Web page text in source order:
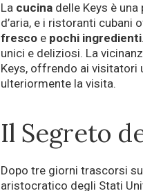
La cucina delle Keys è una
d’aria, e i ristoranti cubani
fresco e pochi ingredienti
unici e deliziosi. La
Keys, offrendo ai visitatori
ulteriormente la visita.
Il Segreto
Dopo tre giorni trascorsi
aristocratico degli Stati